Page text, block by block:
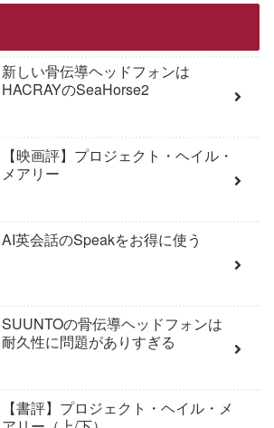
新しい骨伝導ヘッドフォンは
HACRAYのSeaHorse2
【映画評】プロジェクト・ヘイル・
メアリー
AI英会話のSpeakをお得に使う
SUUNTOの骨伝導ヘッドフォンは
耐久性に問題がありすぎる
【書評】プロジェクト・ヘイル・メ